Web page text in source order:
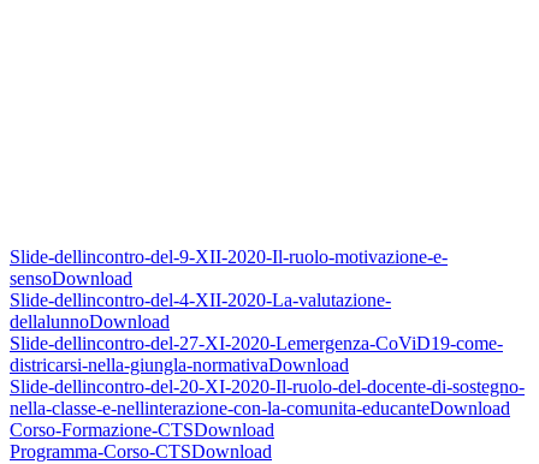
Slide-dellincontro-del-9-XII-2020-Il-ruolo-motivazione-e-
sensoDownload
Slide-dellincontro-del-4-XII-2020-La-valutazione-
dellalunnoDownload
Slide-dellincontro-del-27-XI-2020-Lemergenza-CoViD19-come-
districarsi-nella-giungla-normativaDownload
Slide-dellincontro-del-20-XI-2020-Il-ruolo-del-docente-di-sostegno-
nella-classe-e-nellinterazione-con-la-comunita-educanteDownload
Corso-Formazione-CTSDownload
Programma-Corso-CTSDownload